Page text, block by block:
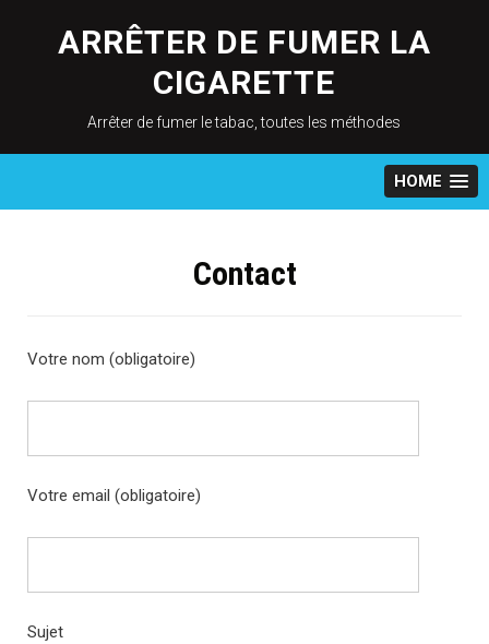
content
ARRÊTER DE FUMER LA
CIGARETTE
Arrêter de fumer le tabac, toutes les méthodes
HOME
Contact
Votre nom (obligatoire)
Votre email (obligatoire)
Sujet